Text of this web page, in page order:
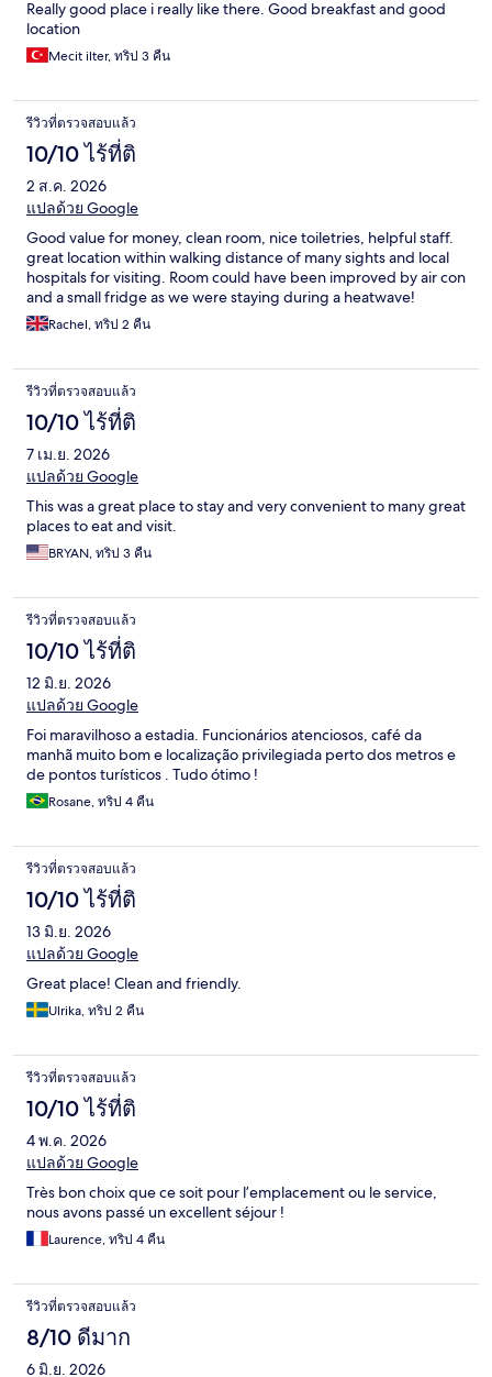
Really good place i really like there. Good breakfast and good
location
Mecit ilter, ทริป 3 คืน
รีวิวที่ตรวจสอบแล้ว
10/10 ไร้ที่ติ
2 ส.ค. 2026
แปลด้วย Google
Good value for money, clean room, nice toiletries, helpful staff.
great location within walking distance of many sights and local
hospitals for visiting. Room could have been improved by air con
and a small fridge as we were staying during a heatwave!
Rachel, ทริป 2 คืน
รีวิวที่ตรวจสอบแล้ว
10/10 ไร้ที่ติ
7 เม.ย. 2026
แปลด้วย Google
This was a great place to stay and very convenient to many great
places to eat and visit.
BRYAN, ทริป 3 คืน
รีวิวที่ตรวจสอบแล้ว
10/10 ไร้ที่ติ
12 มิ.ย. 2026
แปลด้วย Google
Foi maravilhoso a estadia. Funcionários atenciosos, café da
manhã muito bom e localização privilegiada perto dos metros e
de pontos turísticos . Tudo ótimo !
Rosane, ทริป 4 คืน
รีวิวที่ตรวจสอบแล้ว
10/10 ไร้ที่ติ
13 มิ.ย. 2026
แปลด้วย Google
Great place! Clean and friendly.
Ulrika, ทริป 2 คืน
รีวิวที่ตรวจสอบแล้ว
10/10 ไร้ที่ติ
4 พ.ค. 2026
แปลด้วย Google
Très bon choix que ce soit pour l’emplacement ou le service,
nous avons passé un excellent séjour !
Laurence, ทริป 4 คืน
รีวิวที่ตรวจสอบแล้ว
8/10 ดีมาก
6 มิ.ย. 2026